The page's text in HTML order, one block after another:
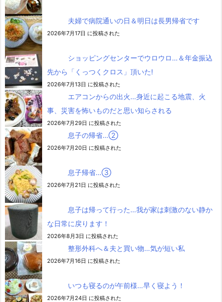
夫婦で病院通いの日＆明日は長男帰省です
2026年7月17日 に投稿された
ショッピングセンターでウロウロ…＆年金振込
先から「くっつくクロス」頂いた!
2026年7月13日 に投稿された
エアコンからの出火…身近に起こる地震、火
事、災害を怖いものだと思い知らされる
2026年7月29日 に投稿された
息子の帰省…②
2026年7月20日 に投稿された
息子帰省…③
2026年7月21日 に投稿された
息子は帰って行った…我が家は刺激のない静か
な日常に戻ります！
2026年8月3日 に投稿された
整形外科へ＆夫と買い物…気が短い私
2026年7月16日 に投稿された
いつも寝るのが午前様…早く寝よう！
2026年7月24日 に投稿された